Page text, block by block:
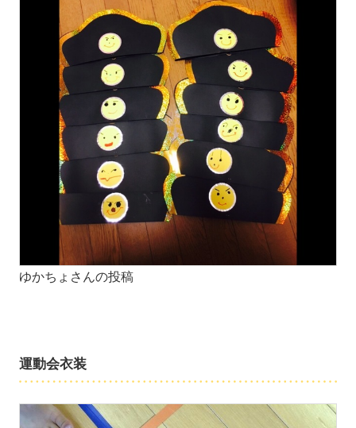
ゆかちょさんの投稿
運動会衣装